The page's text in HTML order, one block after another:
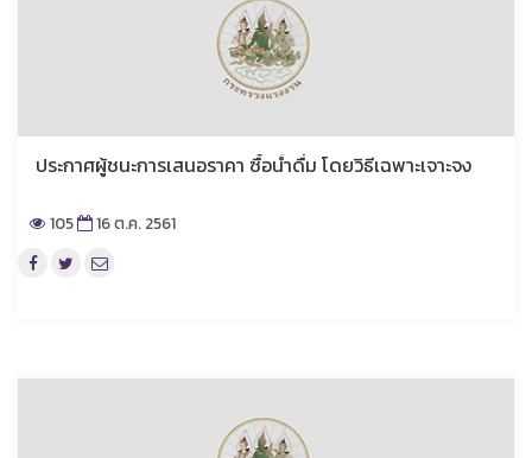
ประกาศผู้ชนะการเสนอราคา ซื้อน้ำดื่ม โดยวิธีเฉพาะเจาะจง
105 16 ต.ค. 2561